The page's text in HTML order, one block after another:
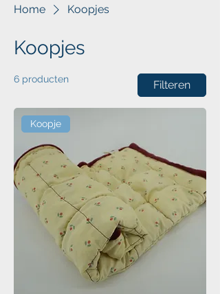
Home Koopjes
Koopjes
6 producten Filteren
Koopje